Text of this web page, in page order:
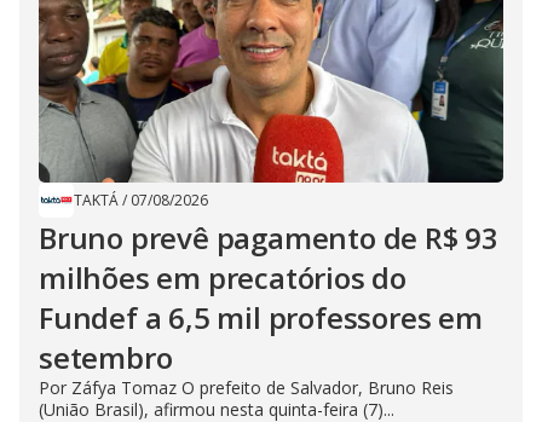
TAKTÁ/ 07/08/2026
Bruno prevê pagamento de R$ 93
milhões em precatórios do
Fundef a 6,5 mil professores em
setembro
Por Záfya Tomaz O prefeito de Salvador, Bruno Reis
(União Brasil), afirmou nesta quinta-feira (7)...